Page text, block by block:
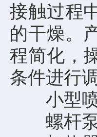
接触过程
的干燥。
程简化，
条件进行
小型喷
螺杆泵